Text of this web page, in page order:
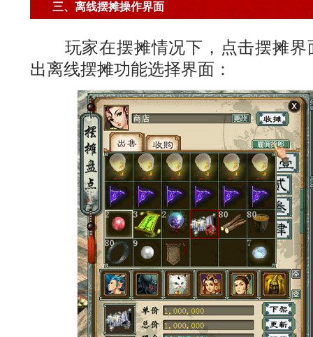
三、离线摆摊操作界面
玩家在摆摊情况下，点击摆摊界
出离线摆摊功能选择界面：